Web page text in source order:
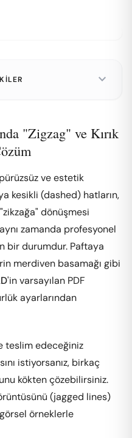
expand_more
"Zigzag" ve Kırık
ve estetik
kesikli (dashed) hatların,
"zikzağa" dönüşmesi
zamanda profesyonel
bir durumdur. Paftaya
merdiven basamağı gibi
'in varsayılan PDF
ayarlarından
teslim edeceğiniz
istiyorsanız, birkaç
kökten çözebilirsiniz.
(jagged lines)
görsel örneklerle